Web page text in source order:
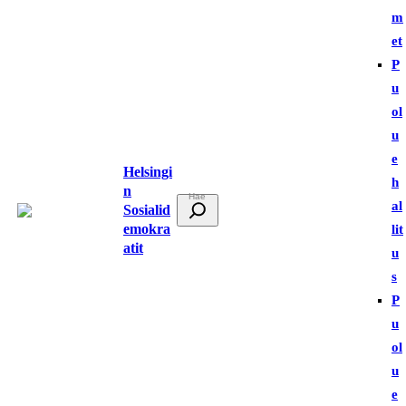
Helsingi
n
Sosialid
emokra
atit
t
m
et
P
u
ol
u
e
h
al
lit
u
s
P
u
ol
u
e